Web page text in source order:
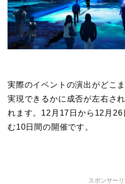
実際のイベントの演出がどこ
実現できるかに成否が左右さ
れます。12月17日から12月
む10日間の開催です。
スポンサー